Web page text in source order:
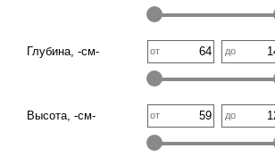
Глубина, -см- от до
Высота, -см- от до